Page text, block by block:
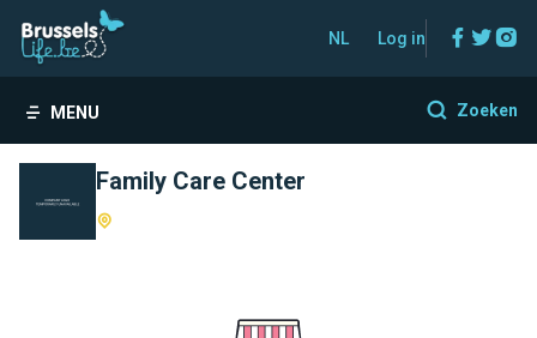
NL Log in
MENU Zoeken
Family Care Center